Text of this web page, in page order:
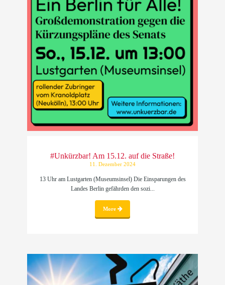
#Unkürzbar! Am 15.12. auf die Straße!
11. Dezember 2024
13 Uhr am Lustgarten (Museumsinsel) Die Einsparungen des
Landes Berlin gefährden den sozi...
More